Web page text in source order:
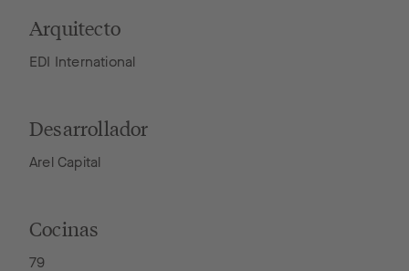
Arquitecto
EDI International
Desarrollador
Arel Capital
Cocinas
79